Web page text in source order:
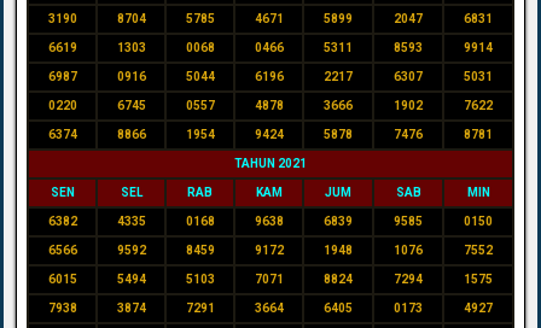
3190 8704 5785 4671 5899 2047 6831
6619 1303 0068 0466 5311 8593 9914
6987 0916 5044 6196 2217 6307 5031
0220 6745 0557 4878 3666 1902 7622
6374 8866 1954 9424 5878 7476 8781
TAHUN 2021
SEN SEL RAB KAM JUM SAB MIN
6382 4335 0168 9638 6839 9585 0150
6566 9592 8459 9172 1948 1076 7552
6015 5494 5103 7071 8824 7294 1575
7938 3874 7291 3664 6405 0173 4927